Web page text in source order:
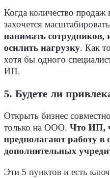
Когда количество продаж
захочется
нанимать сотрудников,
осилить нагрузку. Как
хотя бы одного
ИП.
5. Будете ли
Открыть бизнес
только на ООО. Что ИП,
предполагают работу в
дополнительных
Эти 5 пунктов и есть